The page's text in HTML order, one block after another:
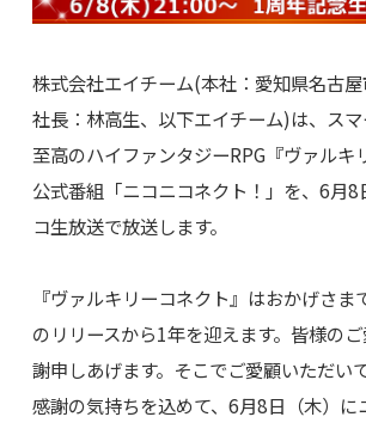
株式会社エイチーム(本社：愛知県名古
社長：林高生、以下エイチーム)は、ス
至高のハイファンタジーRPG『ヴァルキ
公式番組「ニコニコネクト！」を、6月8
コ生放送で放送します。
『ヴァルキリーコネクト』はおかげさ
のリリースから1年を迎えます。皆様の
謝申しあげます。そこでご愛顧いただい
感謝の気持ちを込めて、6月8日（木）に